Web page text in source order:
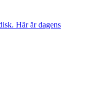
Här är dagens